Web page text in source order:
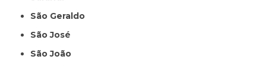
São Geraldo
São José
São João